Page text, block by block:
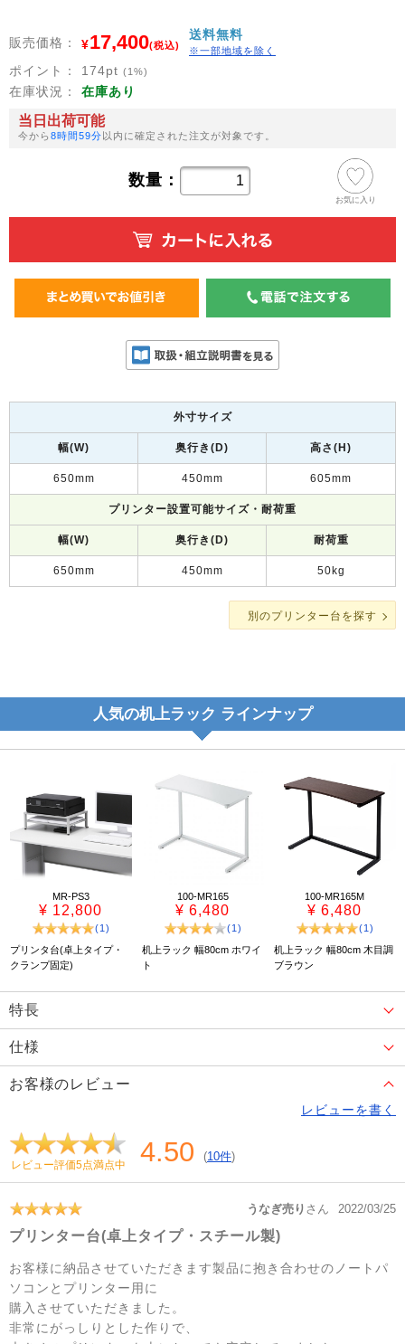
販売価格： ¥17,400(税込)
送料無料
※一部地域を除く
ポイント： 174pt (1%)
在庫状況： 在庫あり
当日出荷可能
今から8時間59分以内に確定された注文が対象です。
数量：
お気に入り
外寸サイズ
幅(W) 奥行き(D) 高さ(H)
650mm 450mm 605mm
プリンター設置可能サイズ・耐荷重
幅(W) 奥行き(D) 耐荷重
650mm 450mm 50kg
別のプリンター台を探す
人気の机上ラック ラインナップ
MR-PS3
¥ 12,800
(1)
プリンタ台(卓上タイプ・
クランプ固定)
100-MR165
¥ 6,480
(1)
机上ラック 幅80cm ホワイ
ト
100-MR165M
¥ 6,480
(1)
机上ラック 幅80cm 木目調
ブラウン
特長
仕様
お客様のレビュー
レビューを書く
レビュー評価5点満点中 4.50 (10件)
うなぎ売り さん 2022/03/25
プリンター台(卓上タイプ・スチール製)
お客様に納品させていただきます製品に抱き合わせのノートパ
ソコンとプリンター用に
購入させていただきました。
非常にがっしりとした作りで、